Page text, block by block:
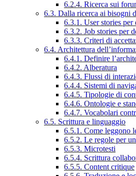
6.2.4. Ricerca sui
6.3. Dalla ricerca ai bisogni
6.3.1. User stories
6.3.2. Job stories per
6.3.3. Criteri di
6.4. Architettura
6.4.1. Definire
6.4.2. Alberatura
6.4.3. Flussi di
6.4.4. Sistemi di
6.4.5. Tipologie di
6.4.6. Ontologie e
6.4.7. Vocabolari
6.5. Scrittura e linguaggio
6.5.1. Come leggono
6.5.2. Le regole per
6.5.3. Microtesti
6.5.4. Scrittura
6.5.5. Content critique